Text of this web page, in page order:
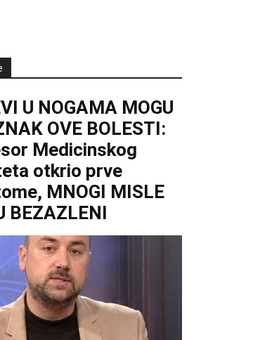
U NOGAMA MOGU
OVE BOLESTI:
Medicinskog
otkrio prve
MNOGI MISLE
BEZAZLENI